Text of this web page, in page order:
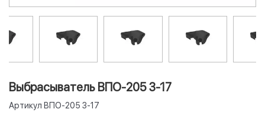
Выбрасыватель ВПО-205 3-17
Артикул ВПО-205 3-17